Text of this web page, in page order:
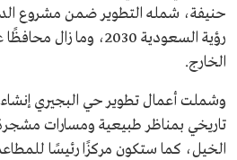
حنيفة، شمله التطوير ضمن مشروع
رؤية السعودية 2030،
الخارج.
وشملت أعمال تطوير حي البجيري
تاريخي بمناظر طبيعية ومسارات
الخيل، كما ستكون مركزًا رئيسًا